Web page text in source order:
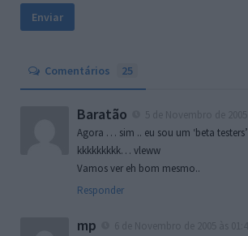
Comentários 25
Baratão
Agora … sim .. eu sou um ‘beta testers’
kkkkkkkkk… vleww
Vamos ver eh bom mesmo..
Responder
mp